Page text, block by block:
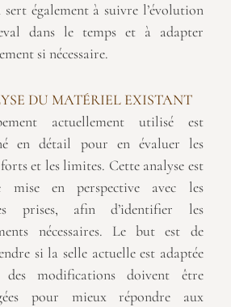
sert également à suivre l’évolution
dans le temps et à adapter
si nécessaire.
DU MATÉRIEL EXISTANT
actuellement utilisé est
en détail pour en évaluer les
et les limites. Cette analyse est
mise en perspective avec les
prises, afin d’identifier les
nécessaires. Le but est de
si la selle actuelle est adaptée
modifications doivent être
pour mieux répondre aux